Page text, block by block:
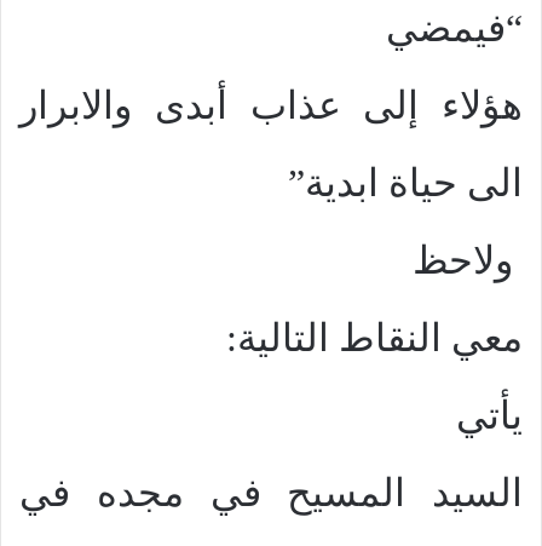
“فيمضي
هؤلاء إلى عذاب أبدى والابرار
الى حياة ابدية”
ولاحظ
معي النقاط التالية:
يأتي
السيد المسيح في مجده في